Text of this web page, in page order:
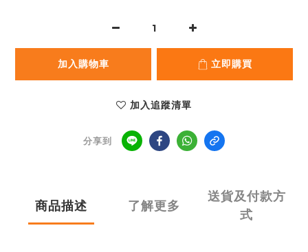
加入購物車 立即購買
加入追蹤清單
分享到
商品描述 了解更多
送貨及付款方
式